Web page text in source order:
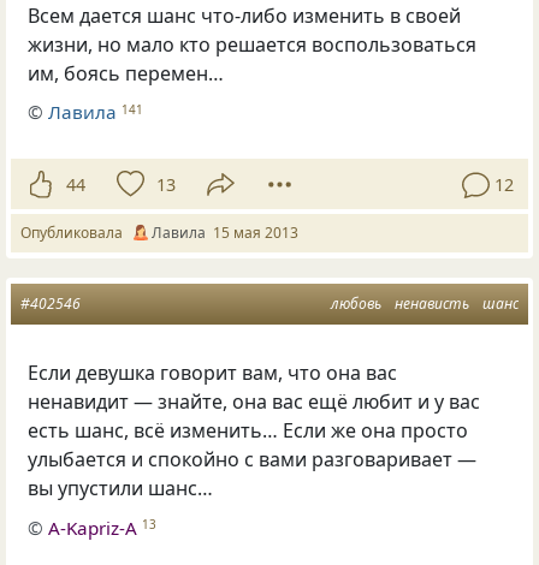
Всем дается шанс что-либо изменить в своей
жизни, но мало кто решается воспользоваться
им, боясь перемен…
©Лавила 141
44 13 12
Опубликовала Лавила 15 мая 2013
любовь ненависть шанс
#402546
Если девушка говорит вам, что она вас
ненавидит — знайте, она вас ещё любит и у вас
есть шанс, всё изменить… Если же она просто
улыбается и спокойно с вами разговаривает —
вы упустили шанс…
©A-Kapriz-A 13